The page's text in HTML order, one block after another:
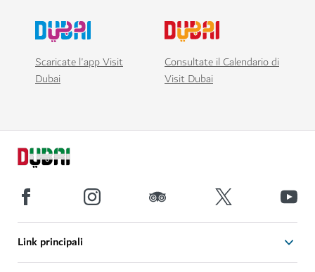
Scaricate l'app Visit
Dubai
Consultate il Calendario di
Visit Dubai
Link principali